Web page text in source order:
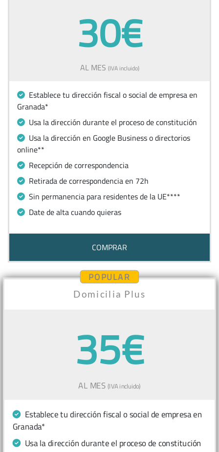
30€
AL MES (IVA incluido)
Establece tu dirección fiscal o social de empresa en
Granada*
Usa la dirección durante el proceso de constitución
Usa la dirección en Google Business o directorios
online**
Recepción de correspondencia
Retirada de correspondencia en 72h
Sin permanencia para residentes de la UE****
Date de alta cuando quieras
COMPRAR
POPULAR
Domicilia Plus
35€
AL MES(IVA incluido)
Establece tu dirección fiscal o social de empresa en
Granada*
Usa la dirección durante el proceso de constitución